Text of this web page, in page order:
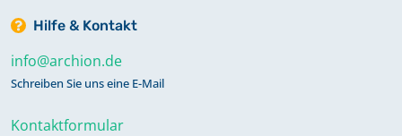
Hilfe & Kontakt
info@archion.de
Schreiben Sie uns eine E-Mail
Kontaktformular